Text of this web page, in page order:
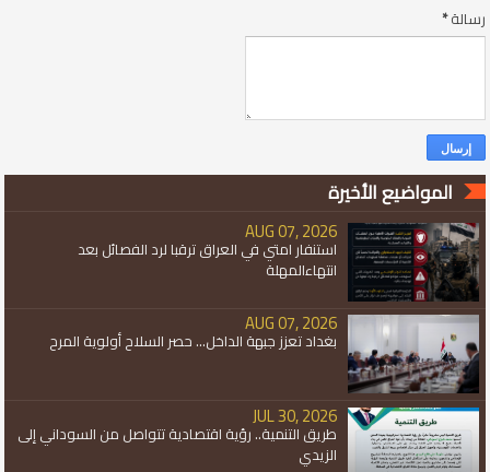
رسالة*
المواضيع الأخيرة
AUG 07, 2026
استنفار امتي في العراق ترقبا لرد الفصائل بعد
انتهاءالمهلة
AUG 07, 2026
بغداد تعزز جبهة الداخل... حصر السلاح أولوية المرح
JUL 30, 2026
طريق التنمية.. رؤية اقتصادية تتواصل من السوداني إلى
الزيدي